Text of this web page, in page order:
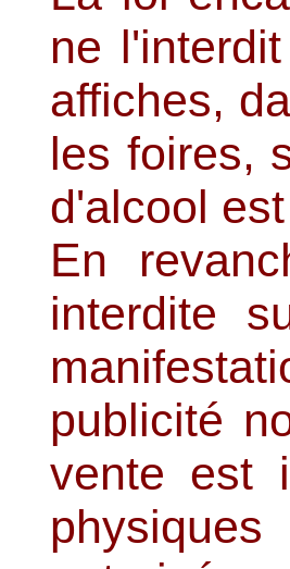
ne
affiches,
les foires,
d'alcool
En
interdite
publicité
vente est